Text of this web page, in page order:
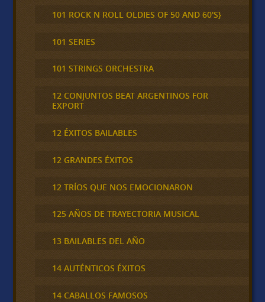
101 ROCK N ROLL OLDIES OF 50 AND 60'S}
101 SERIES
101 STRINGS ORCHESTRA
12 CONJUNTOS BEAT ARGENTINOS FOR
EXPORT
12 ÉXITOS BAILABLES
12 GRANDES ÉXITOS
12 TRÍOS QUE NOS EMOCIONARON
125 AÑOS DE TRAYECTORIA MUSICAL
13 BAILABLES DEL AÑO
14 AUTÉNTICOS ÉXITOS
14 CABALLOS FAMOSOS